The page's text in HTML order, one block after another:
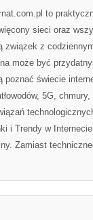
to
sieci oraz
związek z
może być
poznać świecie
5G,
i Trendy w
Zamiast